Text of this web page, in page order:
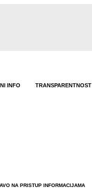
INFO TRANSPARENTNOST
NA PRISTUP INFORMACIJAMA